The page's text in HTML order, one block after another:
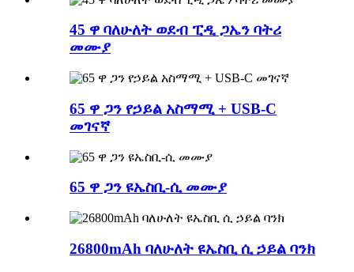
45 ዋ ባለሁለት ወደብ ፒዲ ጋኤን ባትሪ
መሙያ
65 ዋ ጋን የኃይል አስማሚ + USB-C
መገናኛ
65 ዋ ጋን ዩኤስቢ-ሲ መሙያ
26800mAh ባለሁለት ዩኤስቢ ሲ ኃይል ባንክ